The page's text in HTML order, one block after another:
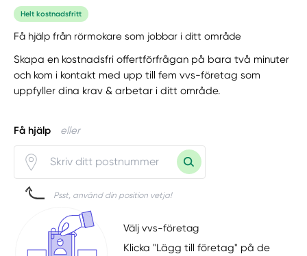
Helt kostnadsfritt
Få hjälp från rörmokare som jobbar i ditt område
Skapa en kostnadsfri offertförfrågan på bara två minuter
och kom i kontakt med upp till fem vvs-företag som
uppfyller dina krav & arbetar i ditt område.
Få hjälp eller
Psst, använd din position vetja!
Välj vvs-företag
Klicka "Lägg till företag" på de